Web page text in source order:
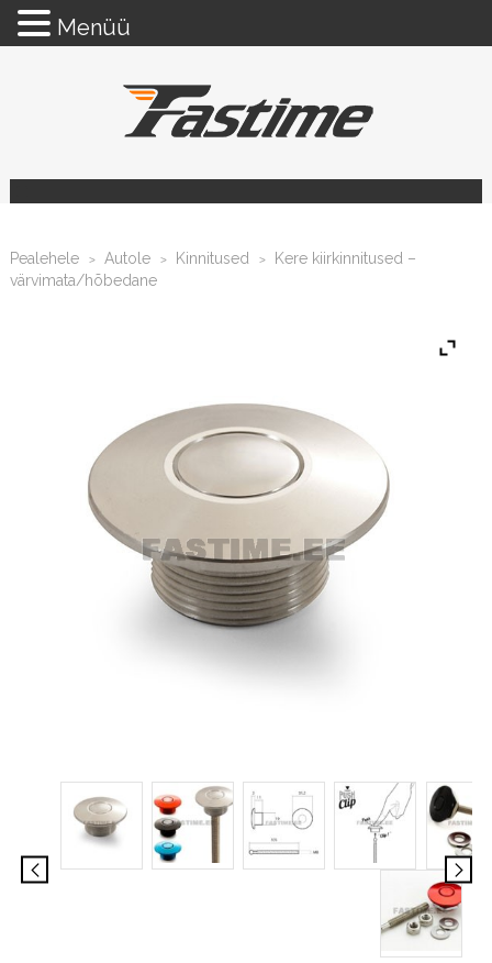
Pealehele > Autole > Kinnitused >
Kere kiirkinnitused –
värvimata/hõbedane
Menüü